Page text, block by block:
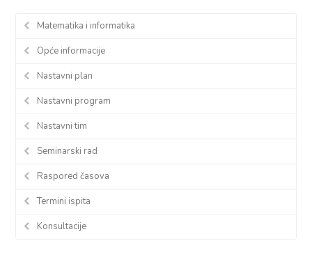
Matematika i informatika
Opće informacije
Nastavni plan
Nastavni program
Nastavni tim
Seminarski rad
Raspored časova
Termini ispita
Konsultacije